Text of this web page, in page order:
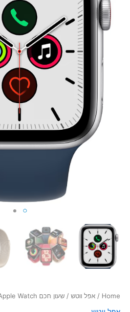
Home
/ אפל ווטש / שעון חכם Apple Watch סלולרי